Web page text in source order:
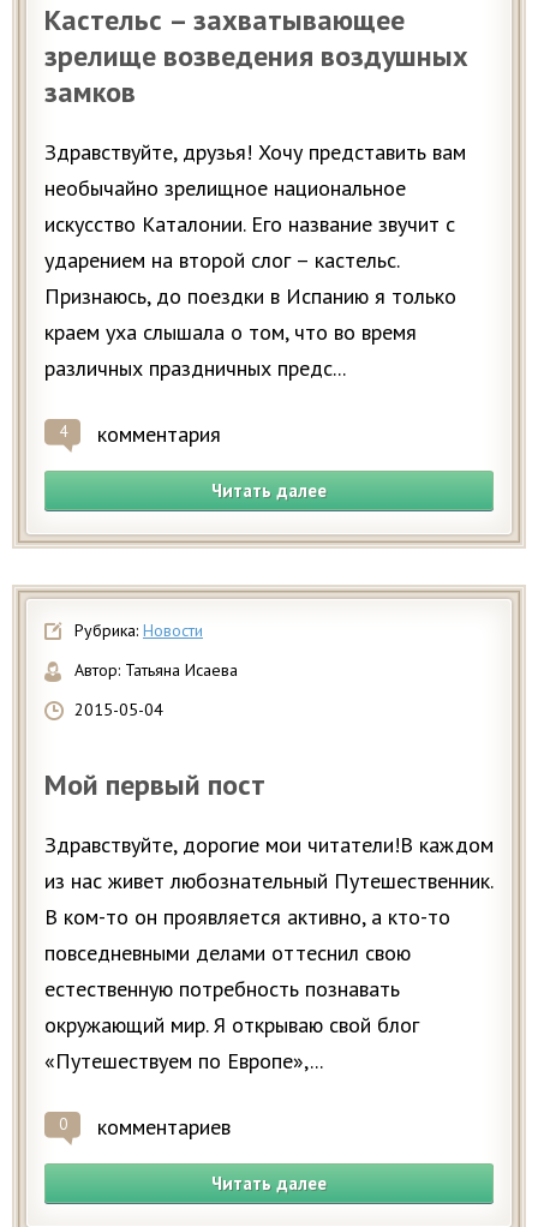
Кастельс – захватывающее
зрелище возведения воздушных
замков
Здравствуйте, друзья! Хочу представить вам
необычайно зрелищное национальное
искусство Каталонии. Его название звучит с
ударением на второй слог – кастельс.
Признаюсь, до поездки в Испанию я только
краем уха слышала о том, что во время
различных праздничных предс...
4 комментария
Читать далее
Рубрика: Новости
Автор: Татьяна Исаева
2015-05-04
Мой первый пост
Здравствуйте, дорогие мои читатели!В каждом
из нас живет любознательный Путешественник.
В ком-то он проявляется активно, а кто-то
повседневными делами оттеснил свою
естественную потребность познавать
окружающий мир. Я открываю свой блог
«Путешествуем по Европе»,...
0 комментариев
Читать далее